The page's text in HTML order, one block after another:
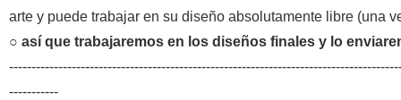
arte y puede trabajar en su diseño absolutamente libre (una
○ así que trabajaremos en los diseños finales y lo
-----------